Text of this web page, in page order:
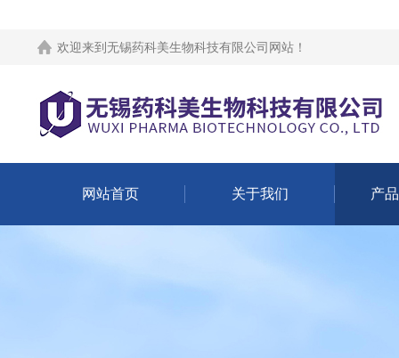
欢迎来到 无锡药科美生物科技有限公司网站 ！
网站首页 关于我们 产